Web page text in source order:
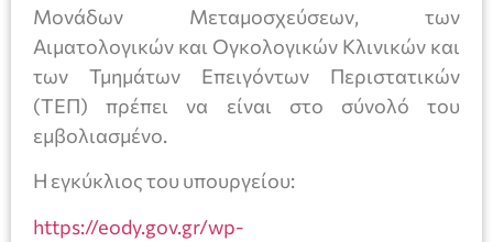
Μονάδων Μεταμοσχεύσεων, των
Αιματολογικών και Ογκολογικών Κλινικών και
των Τμημάτων Επειγόντων Περιστατικών
(ΤΕΠ) πρέπει να είναι στο σύνολό του
εμβολιασμένο.
Η εγκύκλιος του υπουργείου:
https://eody.gov.gr/wp-